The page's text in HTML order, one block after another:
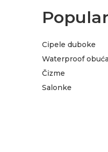
Cipele duboke
Waterproof obuća
Čizme
Salonke